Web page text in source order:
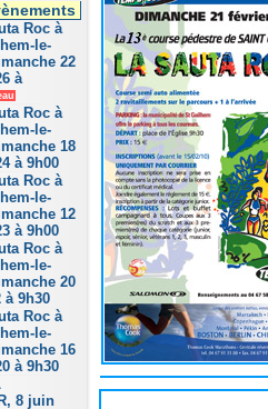
Roc à
le-
22
à
Roc à
le-
18
à 9h00
Roc à
le-
12
à 9h00
Roc à
le-
20
à 9h30
Roc à
le-
16
à 9h30
8 juin